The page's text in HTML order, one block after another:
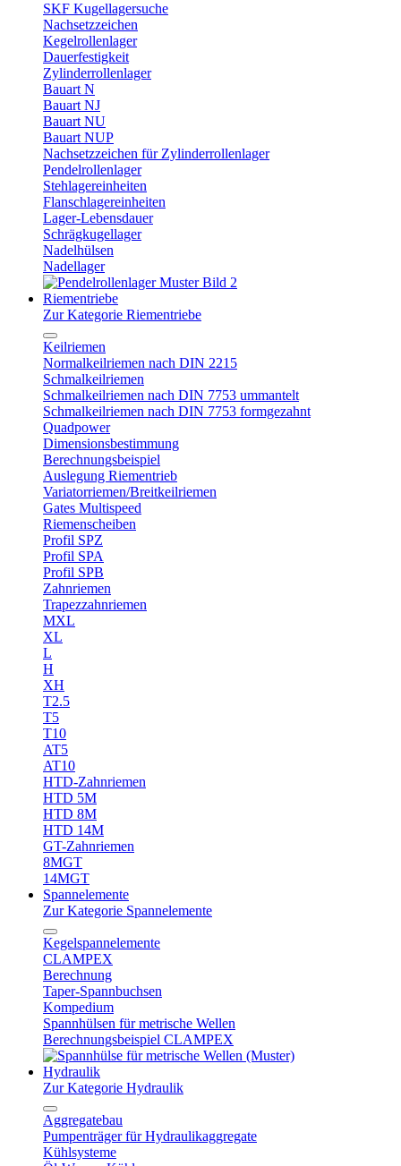
SKF Kugellagersuche
Nachsetzzeichen
Kegelrollenlager
Dauerfestigkeit
Zylinderrollenlager
Bauart N
Bauart NJ
Bauart NU
Bauart NUP
Nachsetzzeichen für Zylinderrollenlager
Pendelrollenlager
Stehlagereinheiten
Flanschlagereinheiten
Lager-Lebensdauer
Schrägkugellager
Nadelhülsen
Nadellager
Riementriebe
Zur Kategorie Riementriebe
Keilriemen
Normalkeilriemen nach DIN 2215
Schmalkeilriemen
Schmalkeilriemen nach DIN 7753 ummantelt
Schmalkeilriemen nach DIN 7753 formgezahnt
Quadpower
Dimensionsbestimmung
Berechnungsbeispiel
Auslegung Riementrieb
Variatorriemen/Breitkeilriemen
Gates Multispeed
Riemenscheiben
Profil SPZ
Profil SPA
Profil SPB
Zahnriemen
Trapezzahnriemen
MXL
XL
L
H
XH
T2.5
T5
T10
AT5
AT10
HTD-Zahnriemen
HTD 5M
HTD 8M
HTD 14M
GT-Zahnriemen
8MGT
14MGT
Spannelemente
Zur Kategorie Spannelemente
Kegelspannelemente
CLAMPEX
Berechnung
Taper-Spannbuchsen
Kompedium
Spannhülsen für metrische Wellen
Berechnungsbeispiel CLAMPEX
Hydraulik
Zur Kategorie Hydraulik
Aggregatebau
Pumpenträger für Hydraulikaggregate
Kühlsysteme